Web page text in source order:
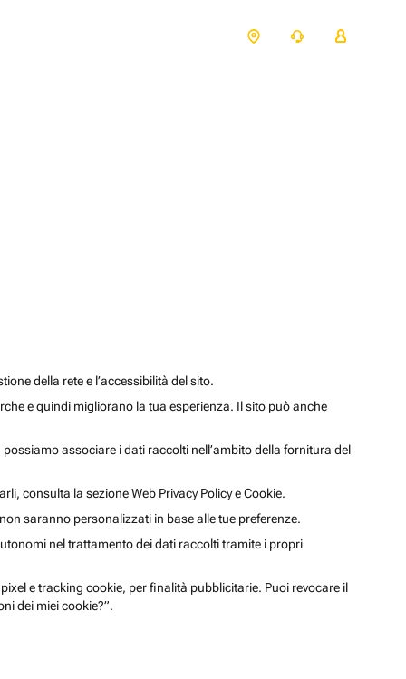
della rete e l’accessibilità del sito.
e quindi migliorano la tua esperienza. Il sito può anche
associare i dati raccolti nell’ambito della fornitura del
consulta la sezione Web Privacy Policy e Cookie.
saranno personalizzati in base alle tue preferenze.
nel trattamento dei dati raccolti tramite i propri
e tracking cookie, per finalità pubblicitarie. Puoi revocare il
dei miei cookie?”.